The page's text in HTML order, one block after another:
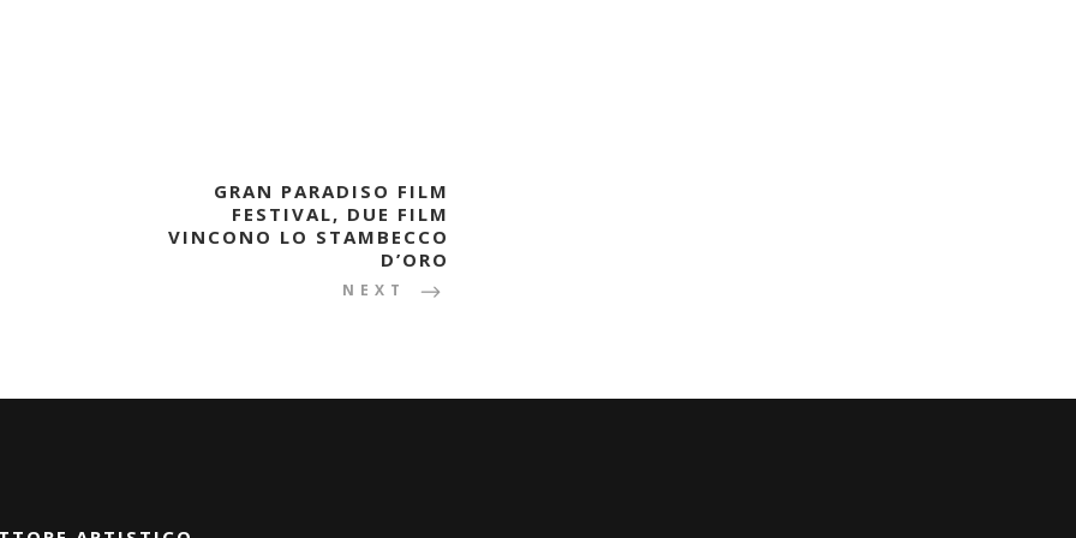
GRAN PARADISO FILM
FESTIVAL, DUE FILM
VINCONO LO STAMBECCO
D’ORO
NEXT